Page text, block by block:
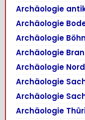
Archäologie
Archäologie
Archäologie
Archäologie
Archäologie
Archäologie
Archäologie
Archäologie